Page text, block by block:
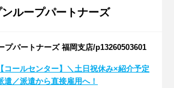
ループパートナーズ
プパートナーズ 福岡支店/p13260503601
【コールセンター】＼土日祝休み×紹介予定
遣／派遣から直接雇用へ！